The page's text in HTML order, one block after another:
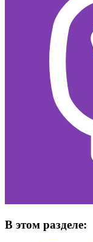
В этом разделе: